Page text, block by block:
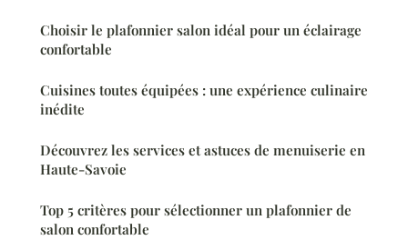
Choisir le plafonnier salon idéal pour un éclairage
confortable
Cuisines toutes équipées : une expérience culinaire
inédite
Découvrez les services et astuces de menuiserie en
Haute-Savoie
Top 5 critères pour sélectionner un plafonnier de
salon confortable